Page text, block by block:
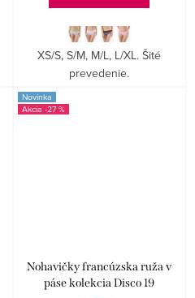
XS/S, S/M, M/L, L/XL. Šité
prevedenie.
Novinka
-27 %
Nohavičky francúzska ruža v
páse kolekcia Disco 19